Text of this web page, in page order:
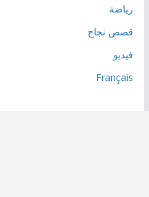
رياضة
قصص نجاح
فيديو
Français